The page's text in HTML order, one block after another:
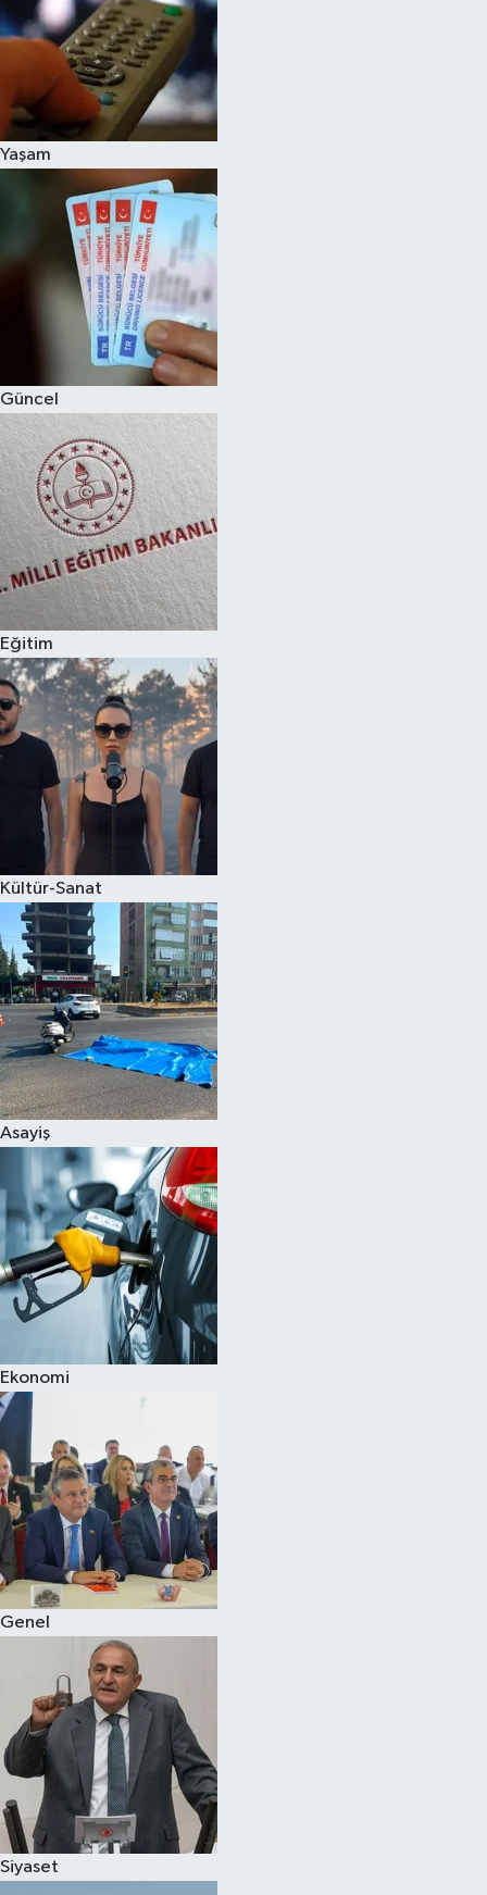
Yaşam
Güncel
Eğitim
Kültür-Sanat
Asayiş
Ekonomi
Genel
Siyaset
Magazin